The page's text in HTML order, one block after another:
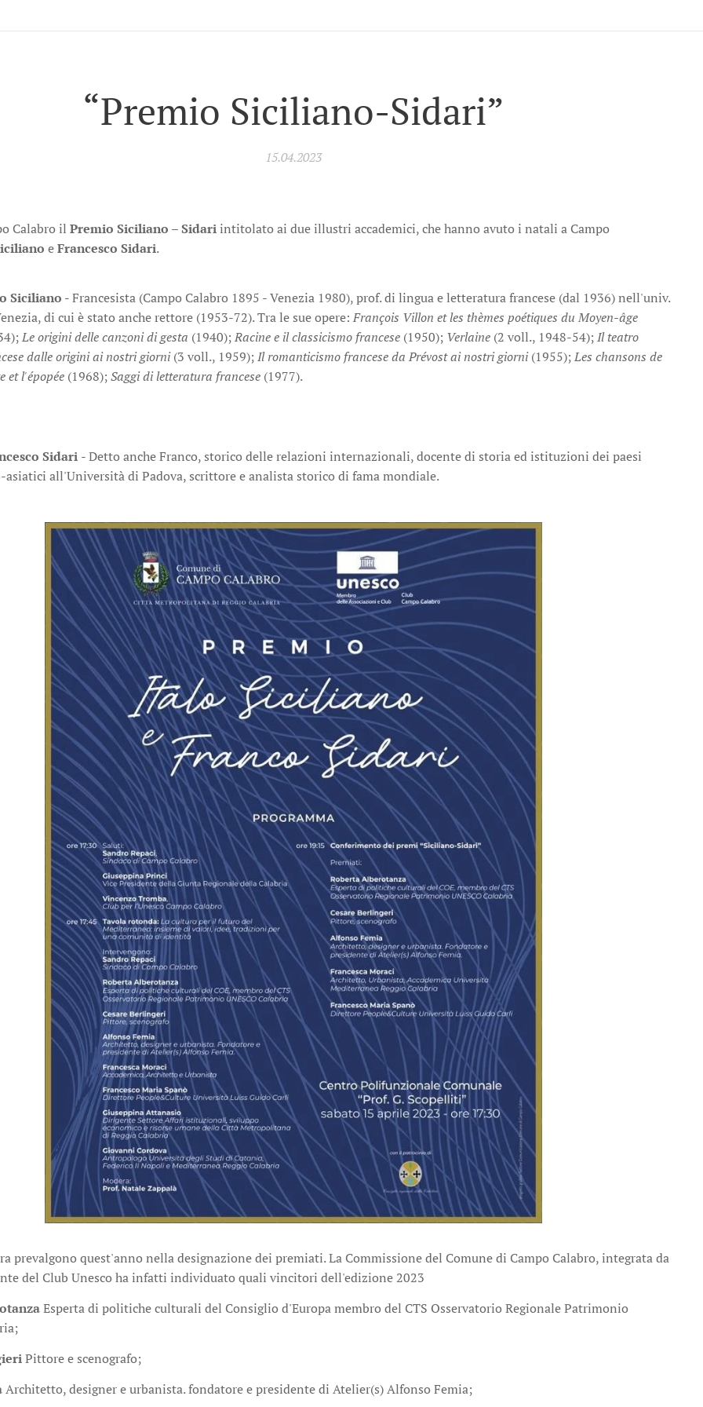
“Premio Siciliano-Sidari”
15.04.2023
Calabro il Premio Siciliano – Sidariintitolato ai due illustri accademici, che hanno avuto i natali a Campo
eFrancesco Sidari.
Siciliano -Francesista (Campo Calabro 1895 - Venezia 1980), prof. di lingua e letteratura francese (dal 1936) nell'univ.
di cui è stato anche rettore (1953-72). Tra le sue opere:François Villon et les thèmes poétiques du Moyen-âge
Le origini delle canzoni di gesta (1940);Racine e il classicismo francese (1950); Verlaine (2 voll., 1948-54);Il teatro
dalle origini ai nostri giorni(3 voll., 1959);Il romanticismo francese da Prévost ai nostri giorni(1955);Les chansons de
et l'épopée (1968);Saggi di letteratura francese (1977).
Sidari - Detto anche Franco, storico delle relazioni internazionali, docente di storia ed istituzioni dei paesi
asiatici all'Università di Padova, scrittore e analista storico di fama mondiale.
prevalgono quest'anno nella designazione dei premiati. La Commissione del Comune di Campo Calabro, integrata da
del Club Unesco ha infatti individuato quali vincitori dell'edizione 2023
Esperta di politiche culturali del Consiglio d'Europa membro del CTS Osservatorio Regionale Patrimonio
Pittore e scenografo;
Architetto, designer e urbanista. fondatore e presidente di Atelier(s) Alfonso Femia;